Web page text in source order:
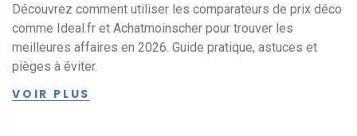
Découvrez comment utiliser les comparateurs de prix déco
comme Ideal.fr et Achatmoinscher pour trouver les
meilleures affaires en 2026. Guide pratique, astuces et
pièges à éviter.
VOIR PLUS